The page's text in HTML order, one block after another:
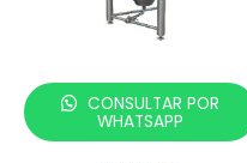
CONSULTAR POR
WHATSAPP